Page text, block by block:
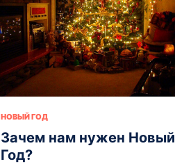
НОВЫЙ ГОД
Зачем нам нужен Новый
Год?